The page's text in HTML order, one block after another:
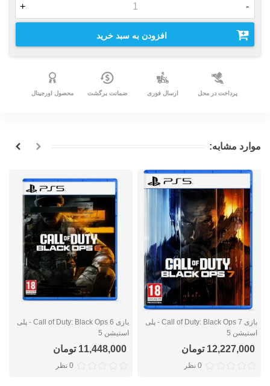
-
+
افزودن به سبد خرید
پرداخت در محل ارسال فوری ضمانت برگشت محصول اورجینال
موارد مشابه:
بازی Call of Duty: Black Ops 7 - پلی
استیشن 5
12,227,000 تومان
0 نظر
بازی Call of Duty: Black Ops 6 - پلی
استیشن 5
11,448,000 تومان
0 نظر